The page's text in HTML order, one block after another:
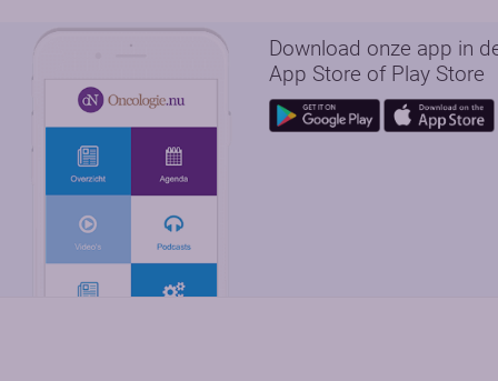
Download onze app in
App Store of Play Store